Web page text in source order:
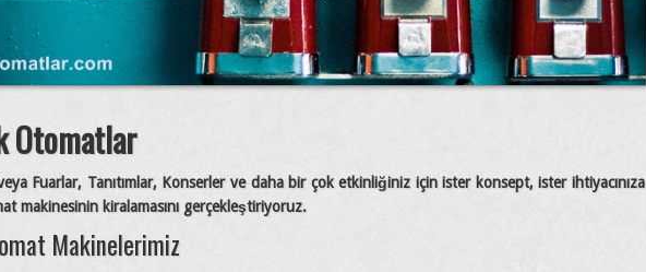
Otomatlar
Fuarlar, Tanıtımlar, Konserler ve daha bir çok etkinliğiniz için ister konsept, ister ihtiyacınıza
makinesinin kiralamasını gerçekleştiriyoruz.
Makinelerimiz